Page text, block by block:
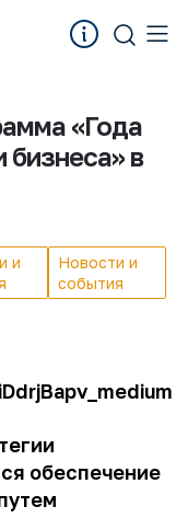
«Года
в
и
Новости и
события
обеспечение